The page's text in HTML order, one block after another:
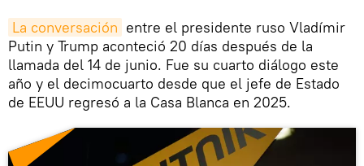
La conversación entre el presidente ruso Vladímir
Putin y Trump aconteció 20 días después de la
llamada del 14 de junio. Fue su cuarto diálogo este
año y el decimocuarto desde que el jefe de Estado
de EEUU regresó a la Casa Blanca en 2025.